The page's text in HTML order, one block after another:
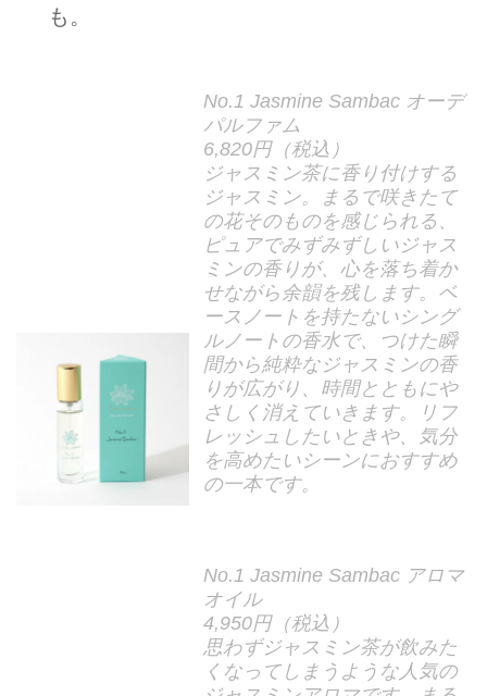
も。
No.1 Jasmine Sambac オーデ
パルファム
6,820円（税込）
ジャスミン茶に香り付けする
ジャスミン。まるで咲きたて
の花そのものを感じられる、
ピュアでみずみずしいジャス
ミンの香りが、心を落ち着か
せながら余韻を残します。ベ
ースノートを持たないシング
ルノートの香水で、つけた瞬
間から純粋なジャスミンの香
りが広がり、時間とともにや
さしく消えていきます。リフ
レッシュしたいときや、気分
を高めたいシーンにおすすめ
の一本です。
No.1 Jasmine Sambac アロマ
オイル
4,950円（税込）
思わずジャスミン茶が飲みた
くなってしまうような人気の